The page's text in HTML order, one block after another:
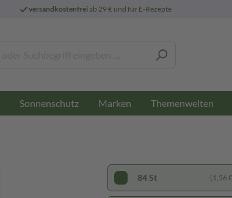
versandkostenfreiab 29 € und für E-Rezepte
Sonnenschutz Marken Themenwelten
84 St (1,56